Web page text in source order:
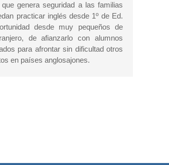
genera seguridad a las familias
practicar inglés desde 1º de Ed.
desde muy pequeños de
de afianzarlo con alumnos
para afrontar sin dificultad otros
en países anglosajones.